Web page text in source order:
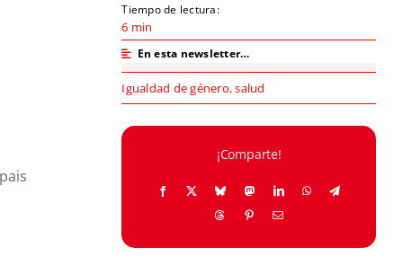
Tiempo de lectura:
6 min
En esta newsletter…
Igualdad de género,salud
¡Comparte!